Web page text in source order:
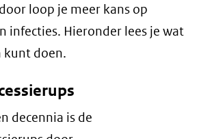
loop je meer kans op
infecties. Hieronder lees je wat
kunt doen.
decennia is de